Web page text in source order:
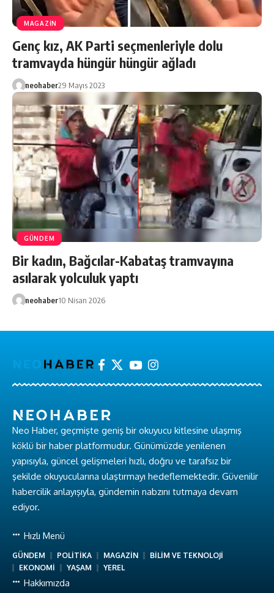
MAGAZİN
Genç kız, AK Parti seçmenleriyle dolu
tramvayda hüngür hüngür ağladı
neohaber29 Mayıs 2023
GÜNDEM
Bir kadın, Bağcılar-Kabataş tramvayına
asılarak yolculuk yaptı
neohaber10 Nisan 2026
Neo Haber, geçmişte geniş bir okuyucu kitlesine ulaşmış
köklü bir haber platformudur. Günümüzde yenilenen
yapısıyla, güncel gelişmeleri hızlı, doğru ve tarafsız bir
şekilde okuyucularına ulaştırmayı hedeflemektedir. Güvenilir
habercilik anlayışıyla, gündemin nabzını tutmaya devam
ediyor.
Hızlı Menü
GÜNDEM POLİTİKA MAGAZİN
BİLİM VE TEKNOLOJİ
EKONOMİ
YAŞAM YEREL
Hakkımızda